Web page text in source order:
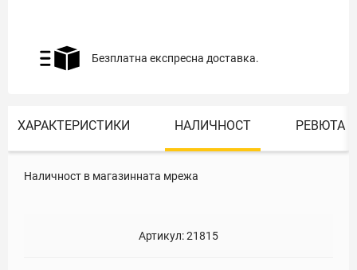
Безплатна експресна доставка.
ХАРАКТЕРИСТИКИ НАЛИЧНОСТ РЕВЮТА
Наличност в магазинната мрежа
Артикул:21815